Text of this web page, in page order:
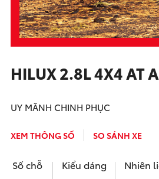
HILUX 2.8L 4X4 AT
UY MÃNH CHINH PHỤC
XEM THÔNG SỐ SO SÁNH XE
Số chỗ Kiểu dáng Nhiên